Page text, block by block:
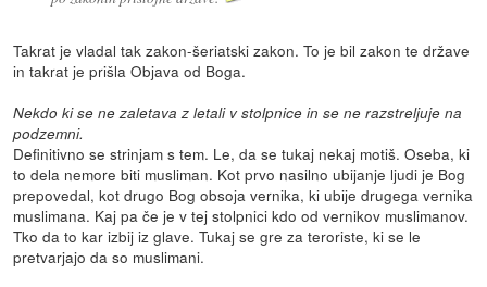
Takrat je vladal tak zakon-šeriatski zakon. To je bil zakon te države
in takrat je prišla Objava od Boga.
Nekdo ki se ne zaletava z letali v stolpnice in se ne razstreljuje na
podzemni.
Definitivno se strinjam s tem. Le, da se tukaj nekaj motiš. Oseba, ki
to dela nemore biti musliman. Kot prvo nasilno ubijanje ljudi je Bog
prepovedal, kot drugo Bog obsoja vernika, ki ubije drugega vernika
muslimana. Kaj pa če je v tej stolpnici kdo od vernikov muslimanov.
Tko da to kar izbij iz glave. Tukaj se gre za teroriste, ki se le
pretvarjajo da so muslimani.